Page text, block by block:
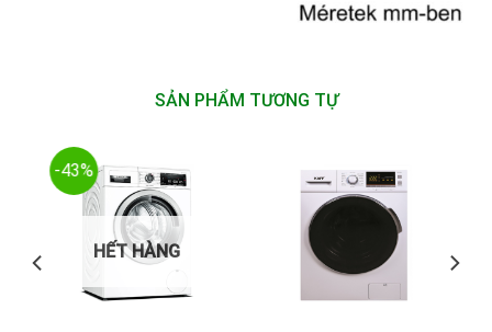
SẢN PHẨM TƯƠNG TỰ
-43%
HẾT HÀNG